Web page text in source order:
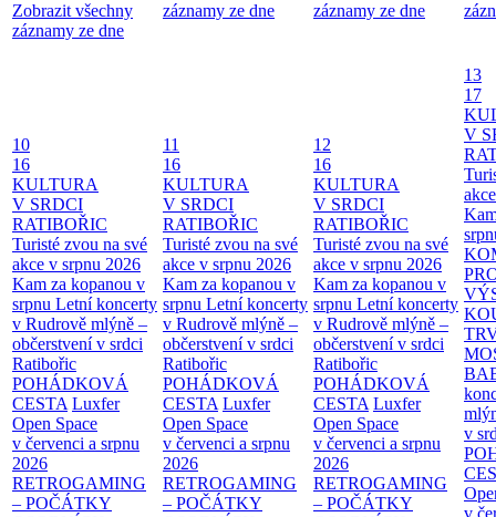
Zobrazit všechny
záznamy ze dne
záznamy ze dne záznamy ze dne
10
16
KULTURA
V SRDCI
RATIBOŘIC
Turisté zvou na své
akce v srpnu 2026
Kam za kopanou v
srpnu Letní koncerty
v Rudrově mlýně –
občerstvení v srdci
Ratibořic
POHÁDKOVÁ
CESTA Luxfer
Open Space
v červenci a srpnu
2026
RETROGAMING
– POČÁTKY
11
16
KULTURA
V SRDCI
RATIBOŘIC
Turisté zvou na své
akce v srpnu 2026
Kam za kopanou v
srpnu Letní koncerty
v Rudrově mlýně –
občerstvení v srdci
Ratibořic
POHÁDKOVÁ
CESTA Luxfer
Open Space
v červenci a srpnu
2026
RETROGAMING
– POČÁTKY
12
16
KULTURA
V SRDCI
RATIBOŘIC
Turisté zvou na své
akce v srpnu 2026
Kam za kopanou v
srpnu Letní koncerty
v Rudrově mlýně –
občerstvení v srdci
Ratibořic
POHÁDKOVÁ
CESTA Luxfer
Open Space
v červenci a srpnu
2026
RETROGAMING
– POČÁTKY
13
17
V
v
v